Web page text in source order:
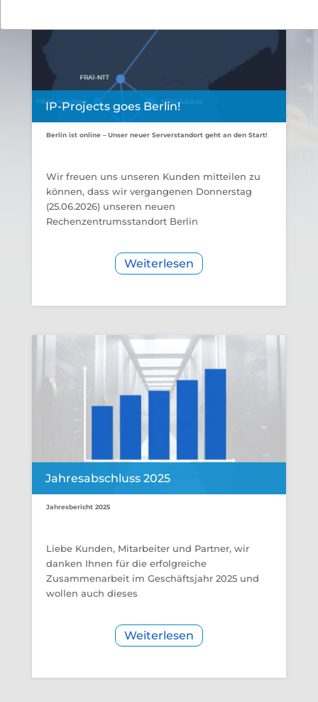
IP-Projects goes Berlin!
Berlin ist online – Unser neuer Serverstandort geht an den Start!
Wir freuen uns unseren Kunden mitteilen zu
können, dass wir vergangenen Donnerstag
(25.06.2026) unseren neuen
Rechenzentrumsstandort Berlin
Weiterlesen
Jahresabschluss 2025
Jahresbericht 2025
Liebe Kunden, Mitarbeiter und Partner, wir
danken Ihnen für die erfolgreiche
Zusammenarbeit im Geschäftsjahr 2025 und
wollen auch dieses
Weiterlesen